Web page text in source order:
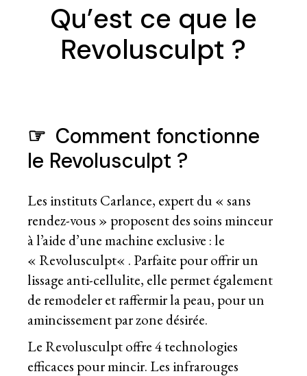
Qu’est ce que le
Revolusculpt ?
☞ Comment fonctionne
le Revolusculpt ?
Les instituts Carlance, expert du « sans
rendez-vous » proposent des soins minceur
à l’aide d’une machine exclusive : le
« Revolusculpt« . Parfaite pour offrir un
lissage anti-cellulite, elle permet également
de remodeler et raffermir la peau, pour un
amincissement par zone désirée.
Le Revolusculpt offre 4 technologies
efficaces pour mincir. Les infrarouges